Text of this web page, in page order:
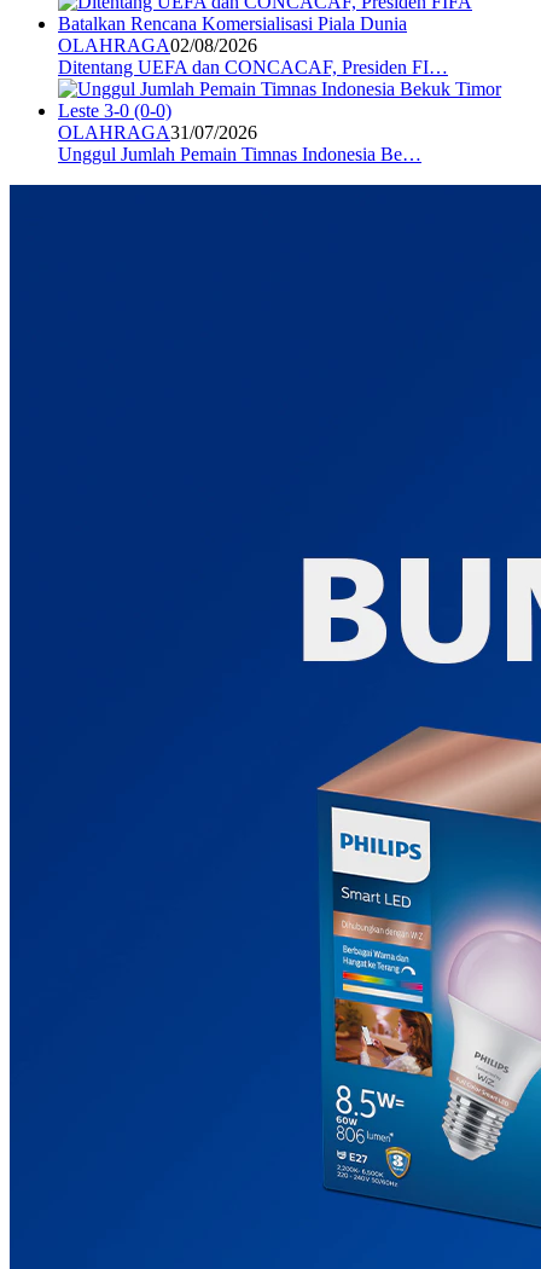
OLAHRAGA02/08/2026
Ditentang UEFA dan CONCACAF, Presiden FI…
OLAHRAGA31/07/2026
Unggul Jumlah Pemain Timnas Indonesia Be…